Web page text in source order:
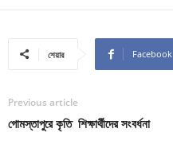
শেয়ার Facebook
Previous article
গোমস্তাপুরে কৃতি শিক্ষার্থীদের সংবর্ধনা